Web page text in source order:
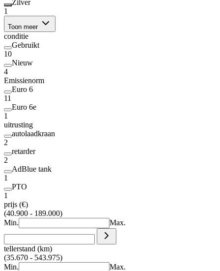
Zilver
1
Toon meer
conditie
Gebruikt
10
Nieuw
4
Emissienorm
Euro 6
11
Euro 6e
1
uitrusting
autolaadkraan
2
retarder
2
AdBlue tank
1
PTO
1
prijs (€)
(40.900 - 189.000)
Min.
Max.
tellerstand (km)
(35.670 - 543.975)
Min.
Max.